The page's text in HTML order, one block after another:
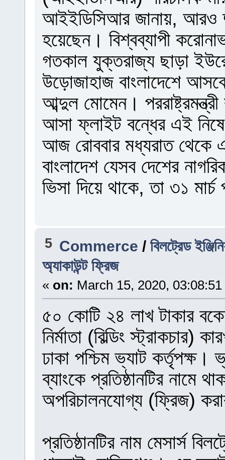
আইইডিসিআর জানায়, আরও
হয়েছেন। বিশ্বব্যাপী
গতকাল যুক্তরাজ্য ছাড়া
উড়োজাহাজ বাংলাদেশে আসবে
আব্দুল মোমেন।
আসা ফ্লাইট বন্ধের এই
আজ রোববার মধ্যরাত থেকে
বাংলাদেশ যেসব দেশের
ভিসা দিয়ে থাকে, তা ৩১
5 Commerce /বিলট্রেড
অ্যাকাউন্ট ফ্রিজ
« on: March 15, 2020,
৫০ কোটি ২৪ লাখ টাকার
নির্মাতা (বিল্ডিং স্ট্রাকচার)
ঢাকা পশ্চিম ভ্যাট
ব্যাংকে প্রতিষ্ঠানটির নামে
অপরিচালনযোগ্য (ফ্রিজ)
প্রতিষ্ঠানটির নাম মেসার্স